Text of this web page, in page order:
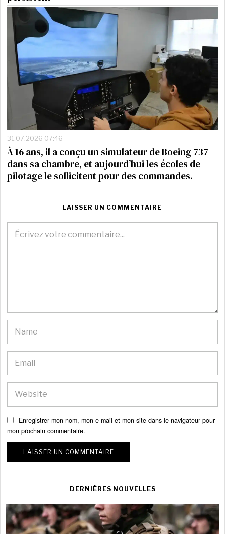
31.07.2026 07:46
À 16 ans, il a conçu un simulateur de Boeing 737
dans sa chambre, et aujourd’hui les écoles de
pilotage le sollicitent pour des commandes.
LAISSER UN COMMENTAIRE
Enregistrer mon nom, mon e-mail et mon site dans le navigateur pour
mon prochain commentaire.
DERNIÈRES NOUVELLES